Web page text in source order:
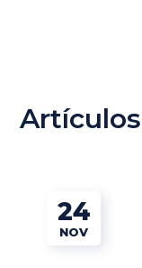
24
NOV